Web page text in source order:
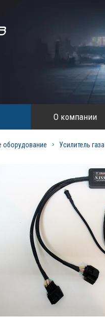
О компании
оборудование Усилитель газа